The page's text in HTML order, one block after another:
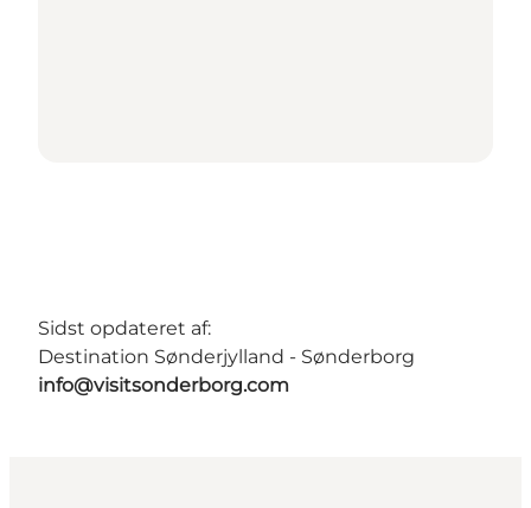
Sidst opdateret af:
Destination Sønderjylland - Sønderborg
info@visitsonderborg.com